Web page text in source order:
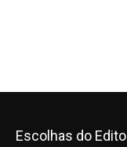
Escolhas do